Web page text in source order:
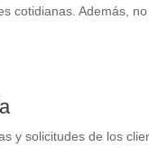
cotidianas. Además,
y solicitudes de los